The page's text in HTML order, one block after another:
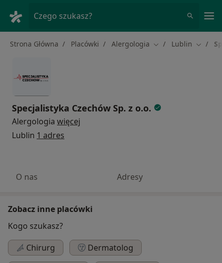
Czego szukasz?
Strona Główna Placówki Alergologia Zmień miasto
Lublin Zmień
Specjalistyka Czechów Sp. z o.o.
Alergologia więcej
Lublin 1 adres
O nas Adresy
Zobacz inne placówki
Kogo szukasz?
Chirurg
Dermatolog